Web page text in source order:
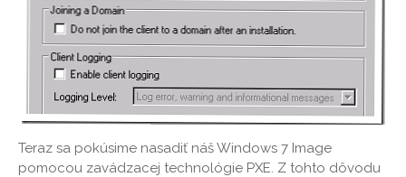
Teraz sa pokúsime nasadiť náš Windows 7 Image
pomocou zavádzacej technológie PXE. Z tohto dôvodu